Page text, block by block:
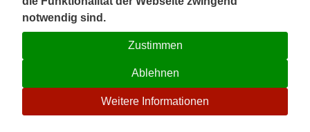
☉
notwendig sind.
Zustimmen
Ablehnen
Weitere Informationen